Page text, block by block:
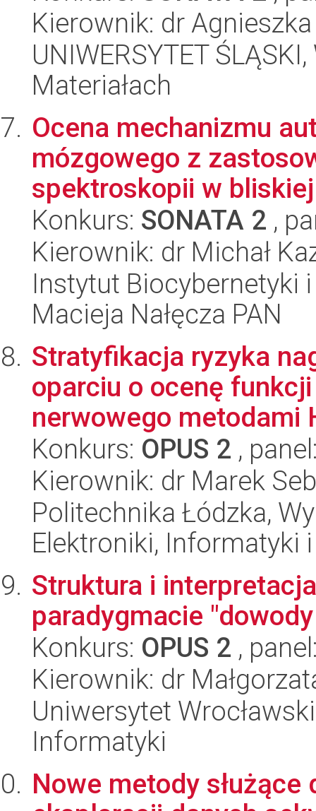
Kierownik: dr
UNIWERSYTET
Materiałach
Ocena mechanizmu
mózgowego z
spektroskopii w
Konkurs: SONATA 2 ,
Kierownik: dr Michał
Instytut Biocybernetyki
Macieja Nałęcza PAN
Stratyfikacja ryzyka
oparciu o ocenę
nerwowego metodami
Konkurs: OPUS 2 ,
Kierownik: dr Marek
Politechnika Łódzka,
Elektroniki, Informatyki
Struktura i
paradygmacie
Konkurs: OPUS 2 ,
Kierownik: dr
Uniwersytet
Informatyki
Nowe metody